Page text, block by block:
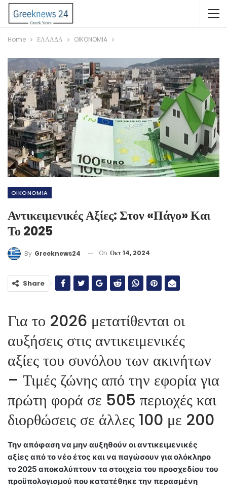
Home ΕΛΛΑΔΑ OIKONOMIA
OIKONOMIA
Αντικειμενικές Αξίες: Στον «πάγο» Και
Το 2025
By Greeknews24 On Οκτ 14, 2024
Share
Για το 2026 μετατίθενται οι
αυξήσεις στις αντικειμενικές
αξίες του συνόλου των ακινήτων
– Τιμές ζώνης από την εφορία για
πρώτη φορά σε 505 περιοχές και
διορθώσεις σε άλλες 100 με 200
Την απόφαση να μην αυξηθούν οι αντικειμενικές
αξίες από το νέο έτος και να παγώσουν για ολόκληρο
το 2025 αποκαλύπτουν τα στοιχεία του προσχεδίου του
προϋπολογισμού που κατατέθηκε την περασμένη